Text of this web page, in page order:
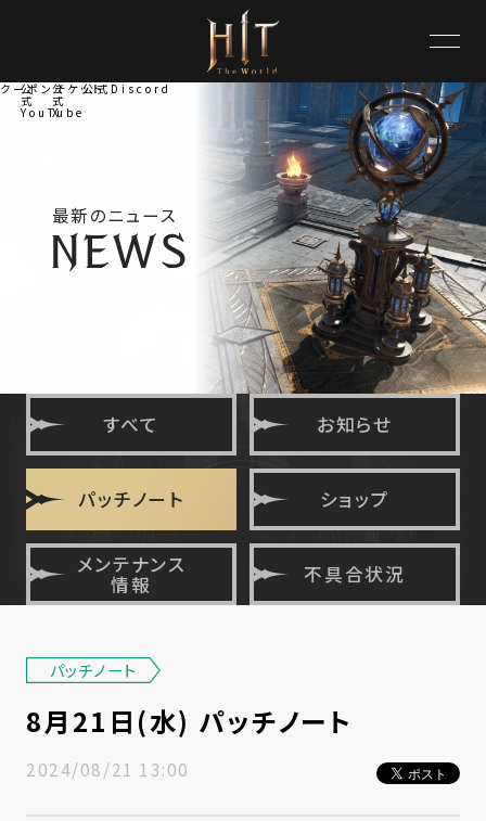
クーポンチケット
公
式
YouTube
公
式
X
公式Discord
最新のニュース
すべて お知らせ
パッチノート ショップ
メンテナンス
情報 不具合状況
パッチノート
8月21日(水) パッチノート
2024/08/21 13:00